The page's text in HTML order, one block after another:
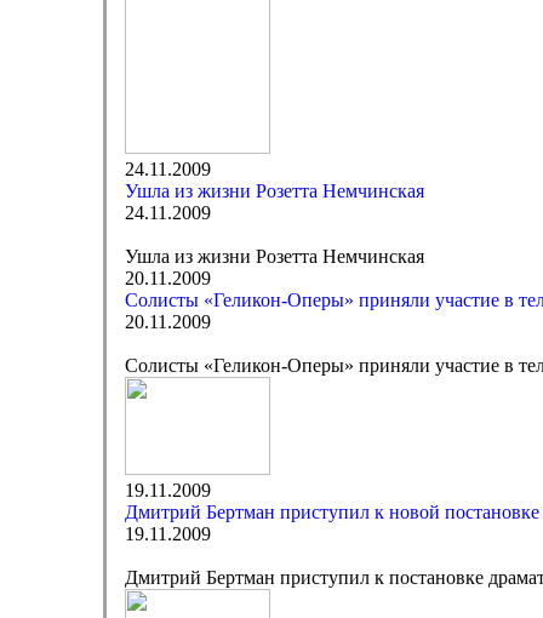
24.11.2009
Ушла из жизни Розетта Немчинская
24.11.2009
Ушла из жизни Розетта Немчинская
20.11.2009
Солисты «Геликон-Оперы» приняли участие в
20.11.2009
Солисты «Геликон-Оперы» приняли участие в
19.11.2009
Дмитрий Бертман приступил к новой постановке
19.11.2009
Дмитрий Бертман приступил к постановке